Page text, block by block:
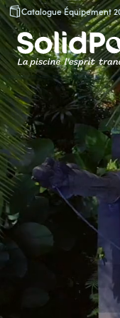
Catalogue Équipement
Nos
FILTRATION
Pompes de
Filtres
Blocs de filtration
Piscine connectée